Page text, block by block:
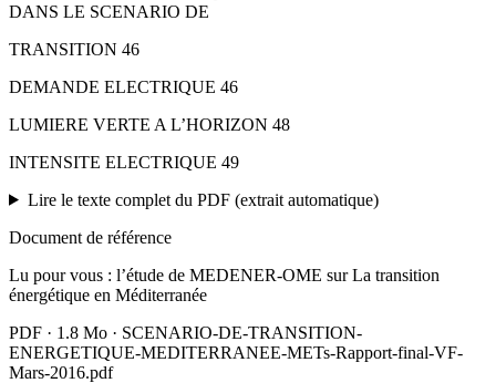
DANS LE SCENARIO DE
TRANSITION 46
DEMANDE ELECTRIQUE 46
LUMIERE VERTE A L’HORIZON 48
INTENSITE ELECTRIQUE 49
Lire le texte complet du PDF (extrait automatique)
Document de référence
Lu pour vous : l’étude de MEDENER-OME sur La transition
énergétique en Méditerranée
PDF · 1.8 Mo · SCENARIO-DE-TRANSITION-
ENERGETIQUE-MEDITERRANEE-METs-Rapport-final-VF-
Mars-2016.pdf